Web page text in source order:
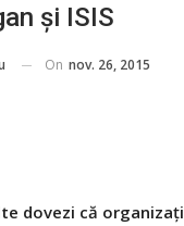
și ISIS
On nov. 26, 2015
dovezi că